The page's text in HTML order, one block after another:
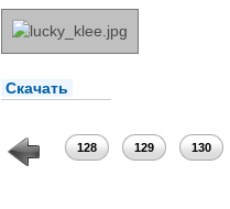
Скачать
127 128 129 130